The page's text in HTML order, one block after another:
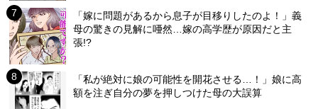
「嫁に問題があるから息子が目移りしたのよ！」義
母の驚きの見解に唖然…嫁の高学歴が原因だと主
張!?
「私が絶対に娘の可能性を開花させる…！」娘に高
額を注ぎ自分の夢を押しつけた母の大誤算